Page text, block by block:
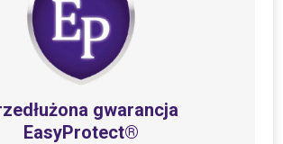
gwarancja
EasyProtect®